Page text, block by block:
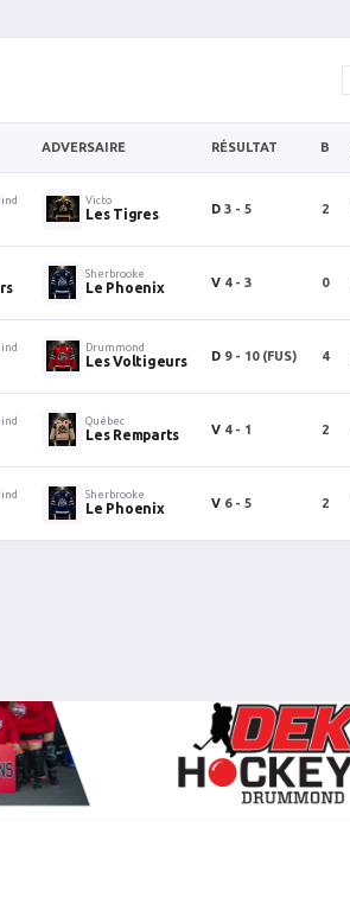
ADVERSAIRE RÉSULTAT B
Victo
Les Tigres D 3 - 5 2
Sherbrooke
Le Phoenix V 4 - 3 0
Drummond
Les Voltigeurs D 9 - 10 (FUS) 4
Québec
Les Remparts V 4 - 1 2
Sherbrooke
Le Phoenix V 6 - 5 2